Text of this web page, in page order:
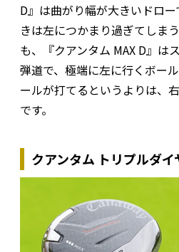
D』は曲がり幅が大きいドロ
きは左につかまり過ぎてしま
も、『クアンタム MAX D』は
弾道で、極端に左に行くボー
ールが打てるというよりは、
です。
クアンタム トリプルダ